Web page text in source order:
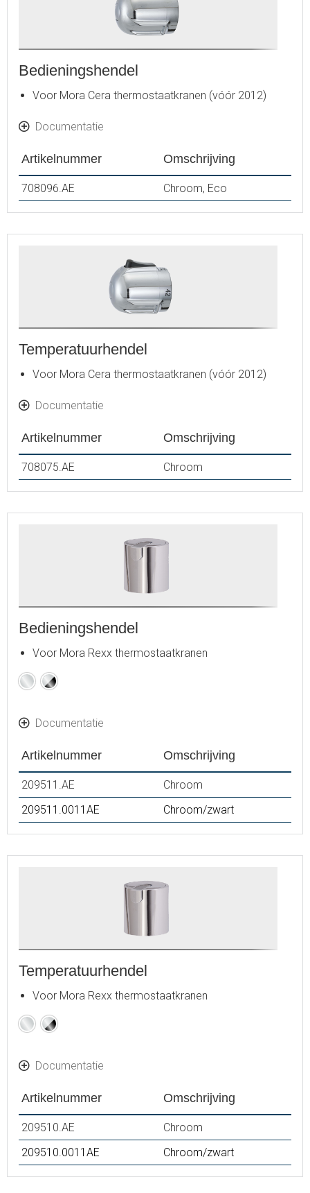
Bedieningshendel
Voor Mora Cera thermostaatkranen (vóór 2012)
Documentatie
Artikelnummer Omschrijving
708096.AE Chroom, Eco
Temperatuurhendel
Voor Mora Cera thermostaatkranen (vóór 2012)
Documentatie
Artikelnummer Omschrijving
708075.AE Chroom
Bedieningshendel
Voor Mora Rexx thermostaatkranen
ChroomChroom
Documentatie
Artikelnummer Omschrijving
209511.AE
Chroom
209511.0011AE
Chroom/zwart
Temperatuurhendel
Voor Mora Rexx thermostaatkranen
ChroomChroom
Documentatie
Artikelnummer Omschrijving
209510.AE
Chroom
209510.0011AE
Chroom/zwart